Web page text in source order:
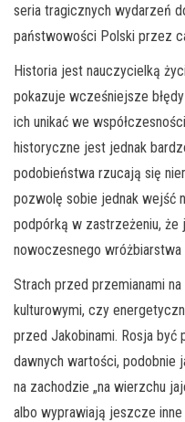
seria tragicznych wydarzeń
państwowości Polski przez
Historia jest nauczycielką
pokazuje wcześniejsze
ich unikać we
historyczne jest jednak
podobieństwa rzucają się
pozwolę sobie jednak wejść
podpórką w zastrzeżeniu,
nowoczesnego
Strach przed przemianami
kulturowymi, czy
przed Jakobinami. Rosja
dawnych wartości, podobnie
na zachodzie „na wierzchu
albo wyprawiają jeszcze